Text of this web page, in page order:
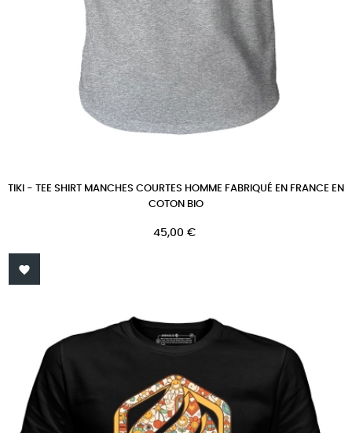
TIKI - TEE SHIRT MANCHES COURTES HOMME FABRIQUÉ EN FRANCE EN
COTON BIO
Prix
45,00 €
